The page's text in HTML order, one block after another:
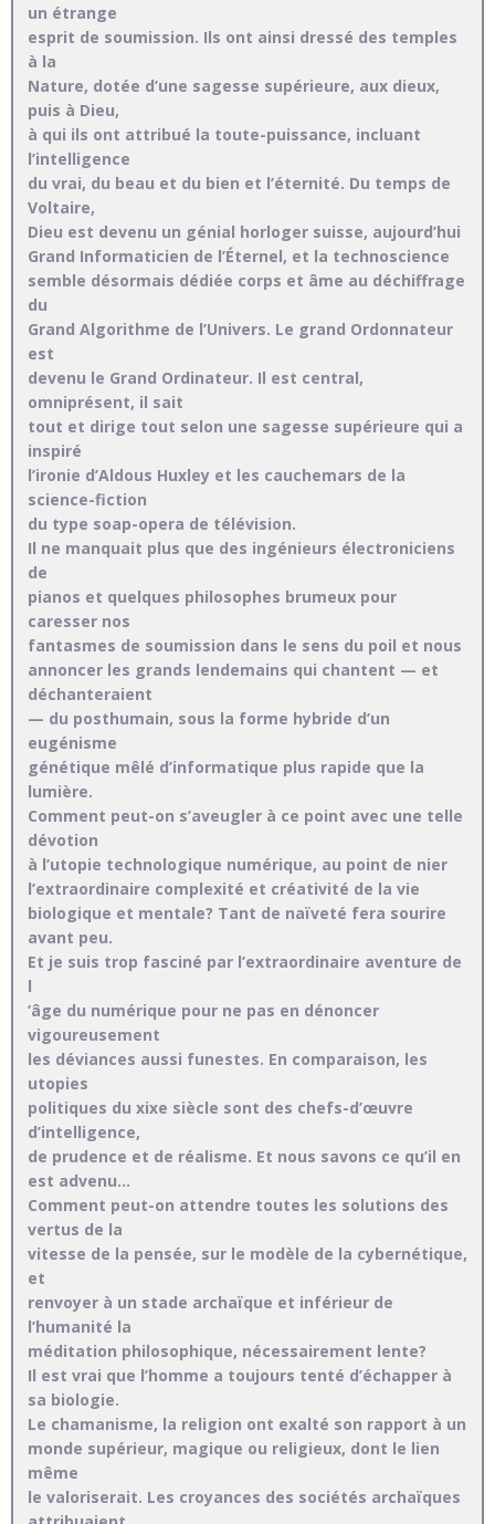
un étrange
esprit de soumission. Ils ont ainsi dressé des temples
à la
Nature, dotée d’une sagesse supérieure, aux dieux,
puis à Dieu,
à qui ils ont attribué la toute-puissance, incluant
l’intelligence
du vrai, du beau et du bien et l’éternité. Du temps de
Voltaire,
Dieu est devenu un génial horloger suisse, aujourd’hui
Grand Informaticien de l’Éternel, et la technoscience
semble désormais dédiée corps et âme au déchiffrage
du
Grand Algorithme de l’Univers. Le grand Ordonnateur
est
devenu le Grand Ordinateur. Il est central,
omniprésent, il sait
tout et dirige tout selon une sagesse supérieure qui a
inspiré
l’ironie d’Aldous Huxley et les cauchemars de la
science-fiction
du type soap-opera de télévision.
Il ne manquait plus que des ingénieurs électroniciens
de
pianos et quelques philosophes brumeux pour
caresser nos
fantasmes de soumission dans le sens du poil et nous
annoncer les grands lendemains qui chantent — et
déchanteraient
— du posthumain, sous la forme hybride d’un
eugénisme
génétique mêlé d’informatique plus rapide que la
lumière.
Comment peut-on s’aveugler à ce point avec une telle
dévotion
à l’utopie technologique numérique, au point de nier
l’extraordinaire complexité et créativité de la vie
biologique et mentale? Tant de naïveté fera sourire
avant peu.
Et je suis trop fasciné par l’extraordinaire aventure de
l
’âge du numérique pour ne pas en dénoncer
vigoureusement
les déviances aussi funestes. En comparaison, les
utopies
politiques du xixe siècle sont des chefs-d’œuvre
d’intelligence,
de prudence et de réalisme. Et nous savons ce qu’il en
est advenu…
Comment peut-on attendre toutes les solutions des
vertus de la
vitesse de la pensée, sur le modèle de la cybernétique,
et
renvoyer à un stade archaïque et inférieur de
l’humanité la
méditation philosophique, nécessairement lente?
Il est vrai que l’homme a toujours tenté d’échapper à
sa biologie.
Le chamanisme, la religion ont exalté son rapport à un
monde supérieur, magique ou religieux, dont le lien
même
le valoriserait. Les croyances des sociétés archaïques